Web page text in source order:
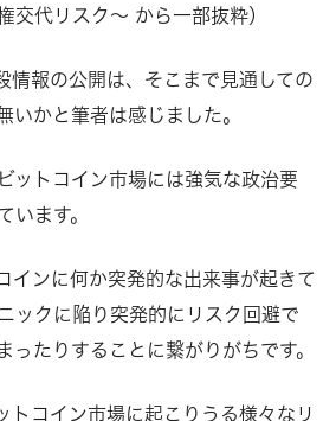
交代リスク～ から一部抜粋）
情報の公開は、そこまで見通しての
いかと筆者は感じました。
ットコイン市場には強気な政治要
います。
インに何か突発的な出来事が起きて
ックに陥り突発的にリスク回避で
ったりすることに繋がりがちです。
トコイン市場に起こりうる様々なリ